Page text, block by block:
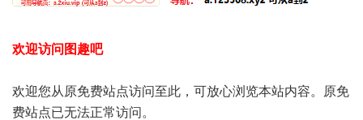
欢迎访问图趣吧
欢迎您从原免费站点访问至此，可放心浏览本站内容。原免
费站点已无法正常访问。